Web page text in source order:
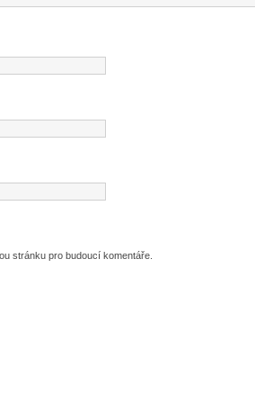
stránku pro budoucí komentáře.